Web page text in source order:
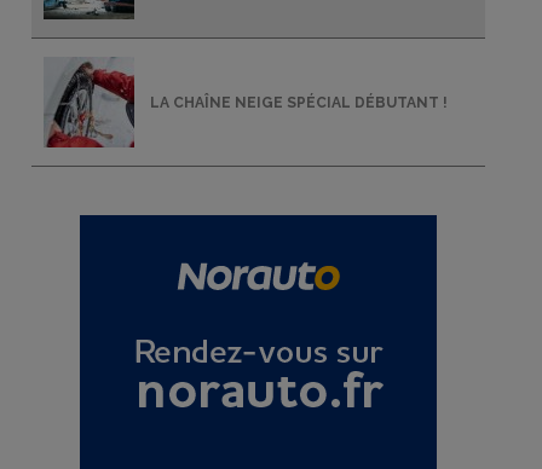
LA CHAÎNE NEIGE SPÉCIAL DÉBUTANT !